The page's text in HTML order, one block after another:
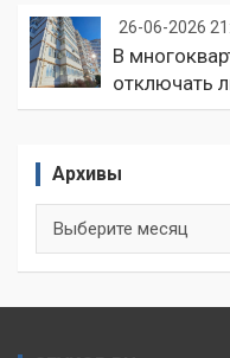
26-06-2026
В
отключать
Архивы